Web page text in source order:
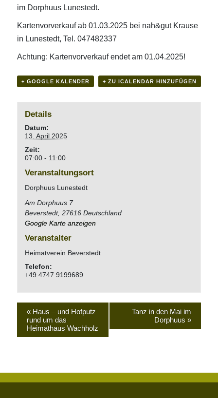
im Dorphuus Lunestedt.
Kartenvorverkauf ab 01.03.2025 bei nah&gut Krause
in Lunestedt, Tel. 047482337
Achtung: Kartenvorverkauf endet am 01.04.2025!
+ GOOGLE KALENDER + ZU ICALENDAR HINZUFÜGEN
Details
Datum:
13. April 2025
Zeit:
07:00 - 11:00
Veranstaltungsort
Dorphuus Lunestedt
Am Dorphuus 7
Beverstedt, 27616 Deutschland
Google Karte anzeigen
Veranstalter
Heimatverein Beverstedt
Telefon:
+49 4747 9199689
« Haus – und Hofputz
rund um das
Heimathaus Wachholz
Tanz in den Mai im
Dorphuus »